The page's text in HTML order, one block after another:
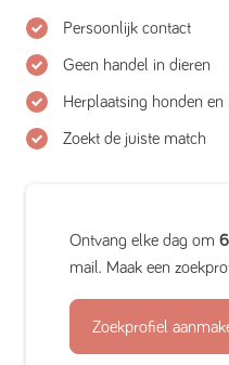
Persoonlijk contact
Geen handel in dieren
Herplaatsing honden
Zoekt de juiste match
Ontvang elke dag om
mail. Maak een
Zoekprofiel